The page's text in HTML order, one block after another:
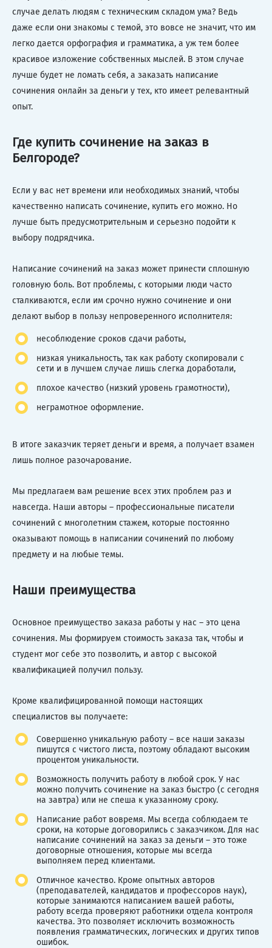
случае делать людям с техническим складом ума? Ведь
даже если они знакомы с темой, это вовсе не значит, что им
легко дается орфография и грамматика, а уж тем более
красивое изложение собственных мыслей. В этом случае
лучше будет не ломать себя, а заказать написание
сочинения онлайн за деньги у тех, кто имеет релевантный
опыт.
Где купить сочинение на заказ в
Белгороде?
Если у вас нет времени или необходимых знаний, чтобы
качественно написать сочинение, купить его можно. Но
лучше быть предусмотрительным и серьезно подойти к
выбору подрядчика.
Написание сочинений на заказ может принести сплошную
головную боль. Вот проблемы, с которыми люди часто
сталкиваются, если им срочно нужно сочинение и они
делают выбор в пользу непроверенного исполнителя:
несоблюдение сроков сдачи работы,
низкая уникальность, так как работу скопировали с
сети и в лучшем случае лишь слегка доработали,
плохое качество (низкий уровень грамотности),
неграмотное оформление.
В итоге заказчик теряет деньги и время, а получает взамен
лишь полное разочарование.
Мы предлагаем вам решение всех этих проблем раз и
навсегда. Наши авторы – профессиональные писатели
сочинений с многолетним стажем, которые постоянно
оказывают помощь в написании сочинений по любому
предмету и на любые темы.
Наши преимущества
Основное преимущество заказа работы у нас – это цена
сочинения. Мы формируем стоимость заказа так, чтобы и
студент мог себе это позволить, и автор с высокой
квалификацией получил пользу.
Кроме квалифицированной помощи настоящих
специалистов вы получаете:
Совершенно уникальную работу – все наши заказы
пишутся с чистого листа, поэтому обладают высоким
процентом уникальности.
Возможность получить работу в любой срок. У нас
можно получить сочинение на заказ быстро (с сегодня
на завтра) или не спеша к указанному сроку.
Написание работ вовремя. Мы всегда соблюдаем те
сроки, на которые договорились с заказчиком. Для нас
написание сочинений на заказ за деньги – это тоже
договорные отношения, которые мы всегда
выполняем перед клиентами.
Отличное качество. Кроме опытных авторов
(преподавателей, кандидатов и профессоров наук),
которые занимаются написанием вашей работы,
работу всегда проверяют работники отдела контроля
качества. Это позволяет исключить возможность
появления грамматических, логических и других типов
ошибок.